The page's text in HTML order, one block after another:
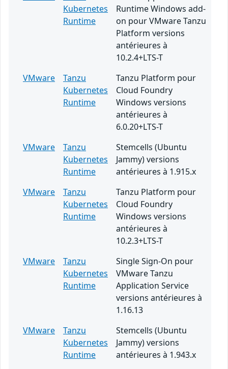
Kubernetes
Runtime
Runtime Windows add-
on pour VMware Tanzu
Platform versions
antérieures à
10.2.4+LTS-T
VMware
Tanzu
Kubernetes
Runtime
Tanzu Platform pour
Cloud Foundry
Windows versions
antérieures à
6.0.20+LTS-T
VMware
Tanzu
Kubernetes
Runtime
Stemcells (Ubuntu
Jammy) versions
antérieures à 1.915.x
VMware
Tanzu
Kubernetes
Runtime
Tanzu Platform pour
Cloud Foundry
Windows versions
antérieures à
10.2.3+LTS-T
VMware
Tanzu
Kubernetes
Runtime
Single Sign-On pour
VMware Tanzu
Application Service
versions antérieures à
1.16.13
VMware
Tanzu
Kubernetes
Runtime
Stemcells (Ubuntu
Jammy) versions
antérieures à 1.943.x